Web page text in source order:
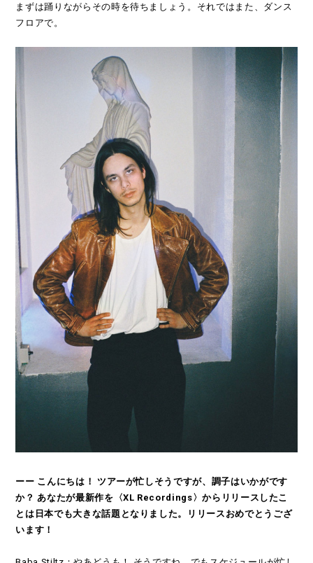
まずは踊りながらその時を待ちましょう。それではまた、ダンス
フロアで。
ーー こんにちは！ ツアーが忙しそうですが、調子はいかがです
か？ あなたが最新作を〈XL Recordings〉からリリースしたこ
とは日本でも大きな話題となりました。リリースおめでとうござ
います！